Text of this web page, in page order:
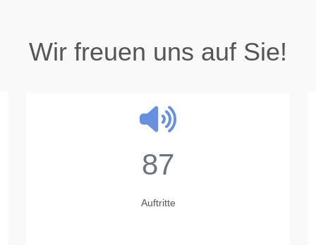
Wir freuen uns auf Sie!
87
Auftritte